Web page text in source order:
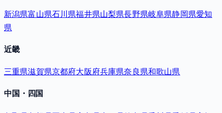
新潟県富山県石川県福井県山梨県長野県岐阜県静岡県愛知
県
近畿
三重県滋賀県京都府大阪府兵庫県奈良県和歌山県
中国・四国